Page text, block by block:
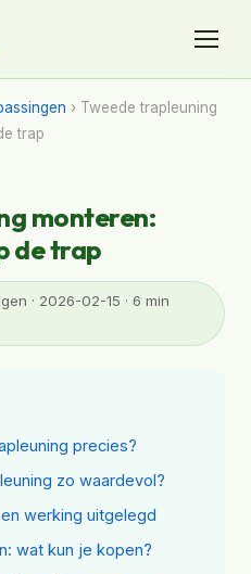
› Tweede trapleuning
trap
monteren:
de trap
· 2026-02-15 · 6 min
precies?
zo waardevol?
werking uitgelegd
wat kun je kopen?